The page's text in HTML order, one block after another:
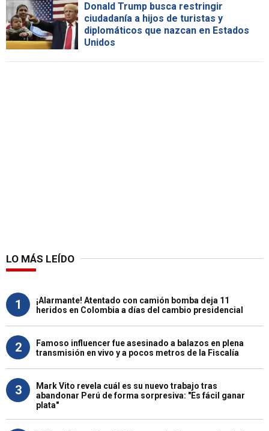
Donald Trump busca restringir
ciudadanía a hijos de turistas y
diplomáticos que nazcan en Estados
Unidos
LO MÁS LEÍDO
1
¡Alarmante! Atentado con camión bomba deja 11
heridos en Colombia a días del cambio presidencial
2
Famoso influencer fue asesinado a balazos en plena
transmisión en vivo y a pocos metros de la Fiscalía
3
Mark Vito revela cuál es su nuevo trabajo tras
abandonar Perú de forma sorpresiva: "Es fácil ganar
plata"